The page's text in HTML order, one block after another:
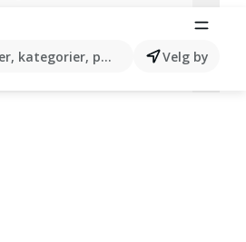
kategorier, produkter...Velg by
B
N O P R S